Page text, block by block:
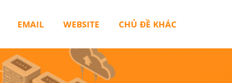
EMAIL WEBSITE CHỦ ĐỀ KHÁC